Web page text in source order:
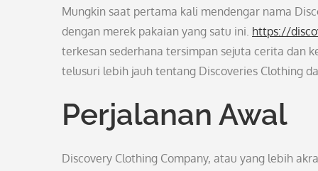
Mungkin saat pertama kali mendengar nama
dengan merek pakaian yang satu ini. https://
terkesan sederhana tersimpan sejuta cerita dan
telusuri lebih jauh tentang Discoveries Clothing
Perjalanan Awal
Discovery Clothing Company, atau yang lebih